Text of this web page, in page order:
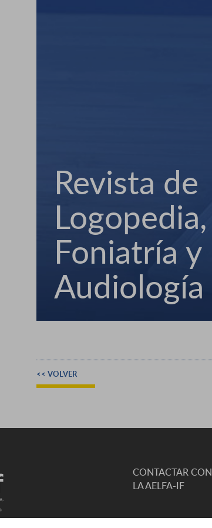
Revista de
Logopedia,
Foniatría y
Audiología
<< VOLVER
CONTACTAR CON
LA AELFA-IF